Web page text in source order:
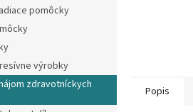
pomôcky
výrobky
zdravotníckych
Popis